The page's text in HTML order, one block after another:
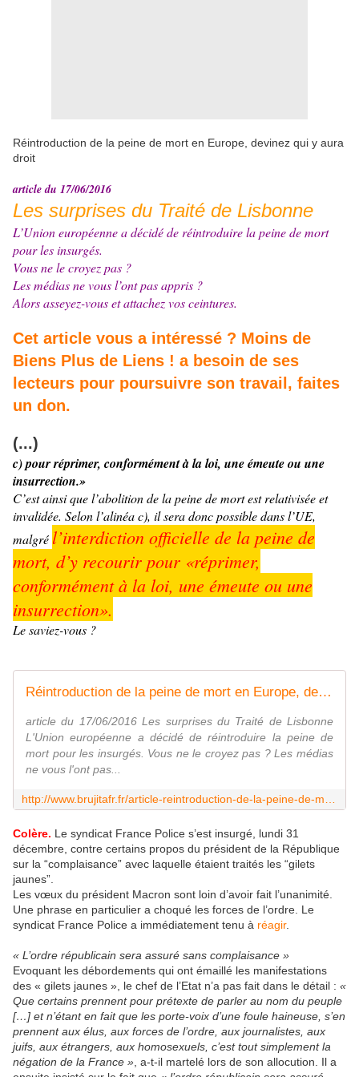
Réintroduction de la peine de mort en Europe, devinez qui y aura
droit
article du 17/06/2016
Les surprises du Traité de Lisbonne
L’Union européenne a décidé de réintroduire la peine de mort
pour les insurgés.
Vous ne le croyez pas ?
Les médias ne vous l’ont pas appris ?
Alors asseyez-vous et attachez vos ceintures.
Cet article vous a intéressé ? Moins de
Biens Plus de Liens ! a besoin de ses
lecteurs pour poursuivre son travail, faites
un don.
(...)
c) pour réprimer, conformément à la loi, une émeute ou une
insurrection.»
C’est ainsi que l’abolition de la peine de mort est relativisée et
invalidée. Selon l’alinéa c), il sera donc possible dans l’UE,
malgré l’interdiction officielle de la peine de
mort, d’y recourir pour «réprimer,
conformément à la loi, une émeute ou une
insurrection».
Le saviez-vous ?
Réintroduction de la peine de mort en Europe, devinez qui y aura droit - MOINS de BIENS PLUS de LIENS
article du 17/06/2016 Les surprises du Traité de Lisbonne
L'Union européenne a décidé de réintroduire la peine de
mort pour les insurgés. Vous ne le croyez pas ? Les médias
ne vous l'ont pas...
Colère. Le syndicat France Police s’est insurgé, lundi 31
décembre, contre certains propos du président de la République
sur la “complaisance” avec laquelle étaient traités les “gilets
jaunes”.
Les vœux du président Macron sont loin d’avoir fait l’unanimité.
Une phrase en particulier a choqué les forces de l’ordre. Le
syndicat France Police a immédiatement tenu à réagir.
« L’ordre républicain sera assuré sans complaisance »
Evoquant les débordements qui ont émaillé les manifestations
des « gilets jaunes », le chef de l’Etat n’a pas fait dans le détail : «
Que certains prennent pour prétexte de parler au nom du peuple
[…] et n’étant en fait que les porte-voix d’une foule haineuse, s’en
prennent aux élus, aux forces de l’ordre, aux journalistes, aux
juifs, aux étrangers, aux homosexuels, c’est tout simplement la
négation de la France » , a-t-il martelé lors de son allocution. Il a